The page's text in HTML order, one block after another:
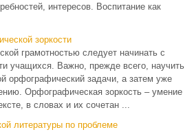
интересов. Воспитание как
зоркости
грамотностью следует начинать с
учащихся. Важно, прежде всего, научить
орфографический задачи, а затем уже
Орфографическая зоркость – умение
в словах и их сочетан ...
литературы по проблеме